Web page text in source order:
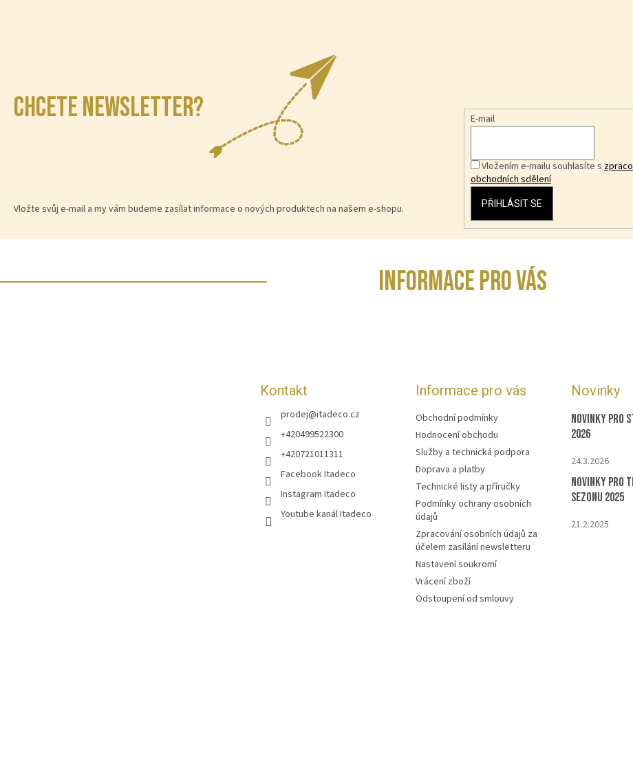
CHCETE NEWSLETTER?
Vložte svůj e-mail a my vám budeme zasílat informace o nových produktech na našem e-shopu.
E-mail
Vložením e-mailu souhlasíte s
obchodních sdělení
PŘIHLÁSIT SE
INFORMACE PRO VÁS
Kontakt
prodej@itadeco.cz
+420499522300
+420721011311
Facebook Itadeco
Instagram Itadeco
Youtube kanál Itadeco
Informace pro vás
Obchodní podmínky
Hodnocení obchodu
Služby a technická podpora
Doprava a platby
Technické listy a příručky
Podmínky ochrany osobních
údajů
Zpracování osobních údajů za
účelem zasílání newsletteru
Nastavení soukromí
Vrácení zboží
Odstoupení od smlouvy
Novinky
Novinky pro
2026
24.3.2026
Novinky pro
sezonu 2025
21.2.2025